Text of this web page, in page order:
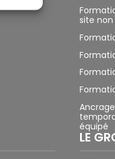
site
équipé
LE